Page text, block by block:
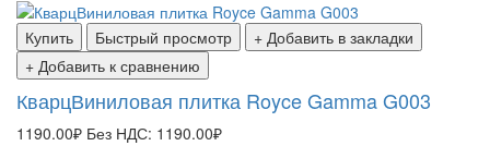
Купить Быстрый просмотр
+ Добавить в закладки
+ Добавить к сравнению
КварцВиниловая плитка Royce Gamma G003
1190.00₽ Без НДС: 1190.00₽